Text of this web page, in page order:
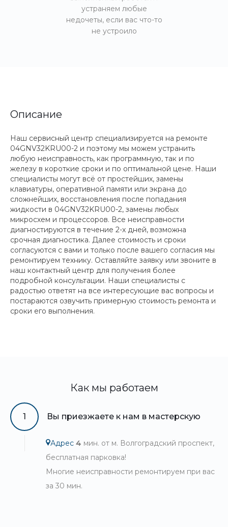
устраняем любые
недочеты, если вас что-то
не устроило
Описание
Наш сервисный центр специализируется на ремонте
04GNV32KRU00-2 и поэтому мы можем устранить
любую неисправность, как программную, так и по
железу в короткие сроки и по оптимальной цене. Наши
специалисты могут всё от простейших, замены
клавиатуры, оперативной памяти или экрана до
сложнейших, восстановления после попадания
жидкости в 04GNV32KRU00-2, замены любых
микросхем и процессоров. Все неисправности
диагностируются в течение 2-х дней, возможна
срочная диагностика. Далее стоимость и сроки
согласуются с вами и только после вашего согласия мы
ремонтируем технику. Оставляйте заявку или звоните в
наш контактный центр для получения более
подробной консультации. Наши специалисты с
радостью ответят на все интересующие вас вопросы и
постараются озвучить примерную стоимость ремонта и
сроки его выполнения.
Как мы работаем
1 Вы приезжаете к нам в мастерскую
Адрес 4 мин. от м. Волгоградский проспект,
бесплатная парковка!
Многие неисправности ремонтируем при вас
за 30 мин.